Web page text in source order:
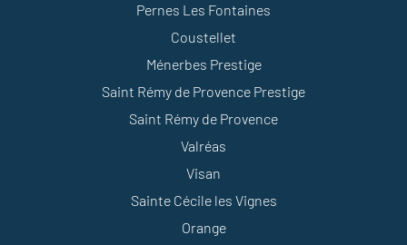
Pernes Les Fontaines
Coustellet
Ménerbes Prestige
Saint Rémy de Provence Prestige
Saint Rémy de Provence
Valréas
Visan
Sainte Cécile les Vignes
Orange